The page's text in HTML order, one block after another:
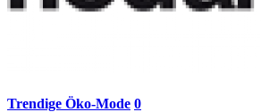
Trendige Öko-Mode 0